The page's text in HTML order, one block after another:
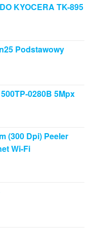
KYOCERA TK-895
Podstawowy
0280B 5Mpx
(300 Dpi) Peeler
Wi-Fi